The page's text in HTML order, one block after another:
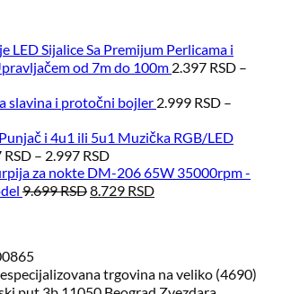
LED Sijalice Sa Premijum Perlicama i
od 7m do 100m 2.397 RSD –
slavina i protočni bojler 2.999 RSD –
i 4u1 ili 5u1 Muzička RGB/LED
RSD – 2.997 RSD
za nokte DM-206 65W 35000rpm -
9.699RSDOriginalna
8.729 RSDTrenutna
trgovina na veliko (4690)